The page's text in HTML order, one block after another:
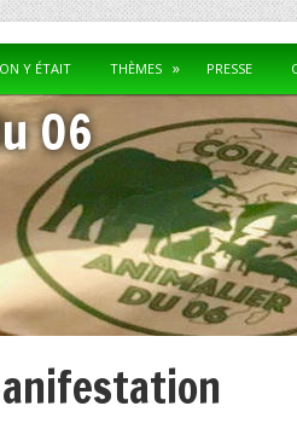
ON Y ÉTAIT THÈMES PRESSE
06